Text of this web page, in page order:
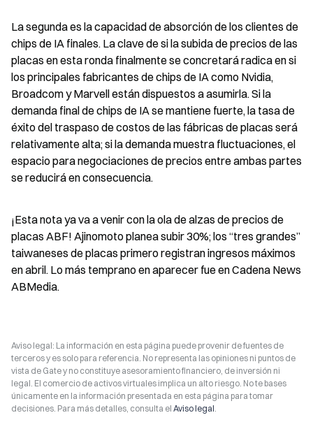
La segunda es la capacidad de absorción de los clientes de
chips de IA finales. La clave de si la subida de precios de las
placas en esta ronda finalmente se concretará radica en si
los principales fabricantes de chips de IA como Nvidia,
Broadcom y Marvell están dispuestos a asumirla. Si la
demanda final de chips de IA se mantiene fuerte, la tasa de
éxito del traspaso de costos de las fábricas de placas será
relativamente alta; si la demanda muestra fluctuaciones, el
espacio para negociaciones de precios entre ambas partes
se reducirá en consecuencia.
¡Esta nota ya va a venir con la ola de alzas de precios de
placas ABF! Ajinomoto planea subir 30%; los “tres grandes”
taiwaneses de placas primero registran ingresos máximos
en abril. Lo más temprano en aparecer fue en Cadena News
ABMedia.
Aviso legal: La información en esta página puede provenir de fuentes de
terceros y es solo para referencia. No representa las opiniones ni puntos de
vista de Gate y no constituye asesoramiento financiero, de inversión ni
legal. El comercio de activos virtuales implica un alto riesgo. No te bases
únicamente en la información presentada en esta página para tomar
decisiones. Para más detalles, consulta el Aviso legal.